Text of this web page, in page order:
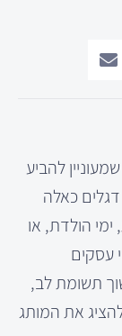
להביע
דגלים כאלה
ימי הולדת, או
עסקים
תשומת לב,
את המותג